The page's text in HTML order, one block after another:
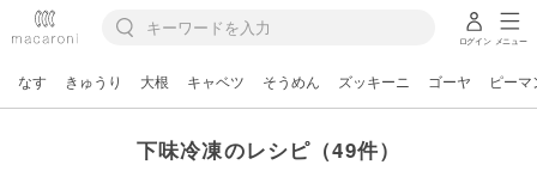
ログイン メニュー
なす きゅうり 大根 キャベツ そうめん ズッキーニ ゴーヤ ピーマ
下味冷凍のレシピ（49件）